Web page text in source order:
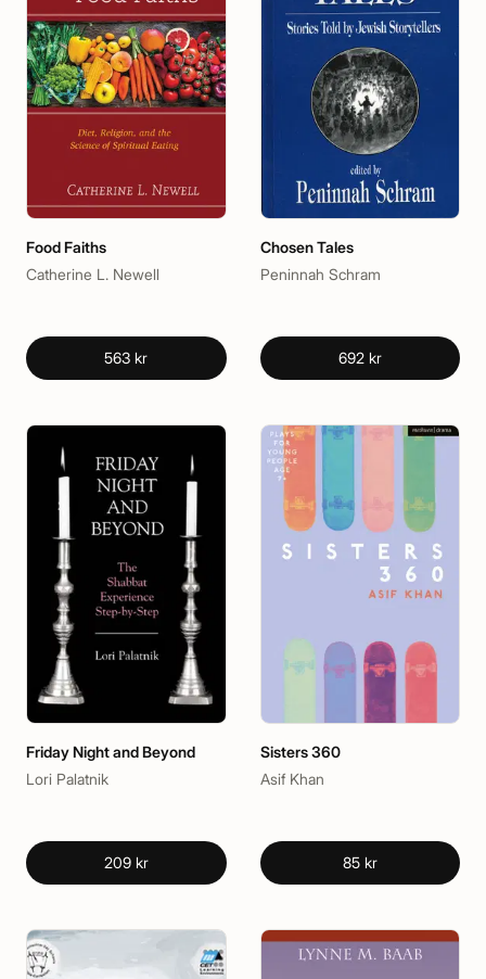
Food Faiths
Catherine L. Newell
563 kr
Chosen Tales
Peninnah Schram
692 kr
Friday Night and Beyond
Lori Palatnik
209 kr
Sisters 360
Asif Khan
85 kr